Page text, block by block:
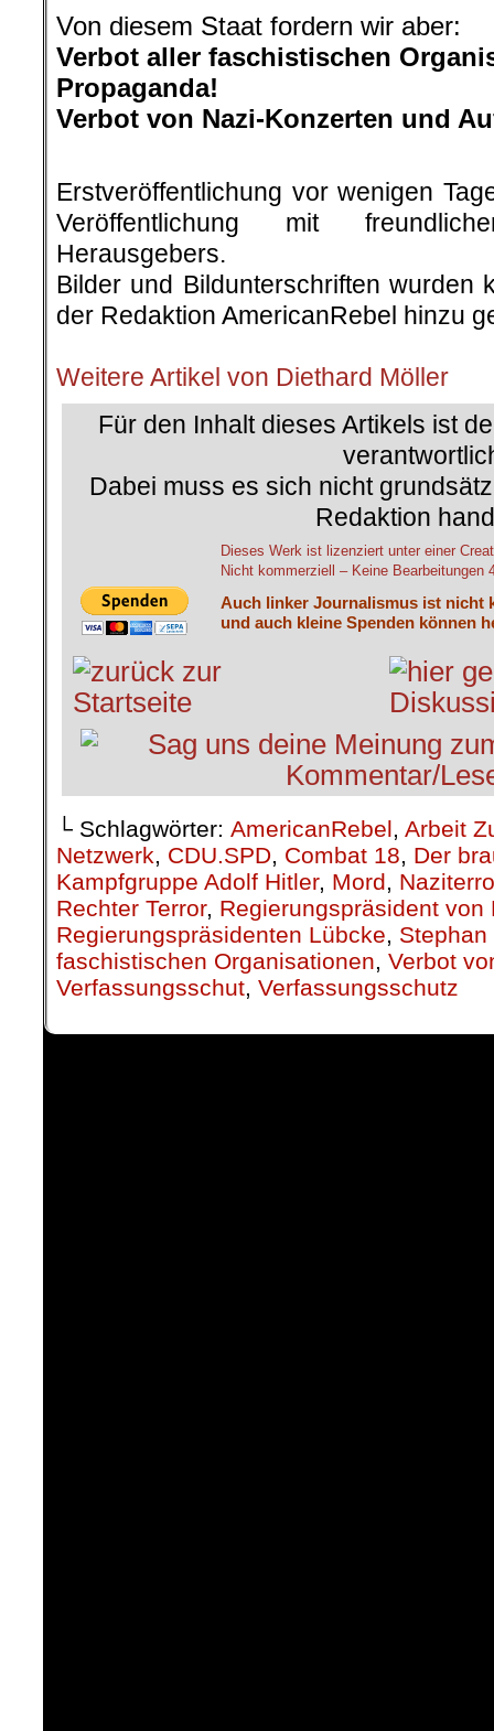
Von diesem Staat fordern wir aber:
Verbot aller faschistischen
Propaganda!
Verbot von Nazi-Konzerten und
Erstveröffentlichung vor wenigen
Veröffentlichung mit
Herausgebers.
Bilder und Bildunterschriften wurden
der Redaktion AmericanRebel hinzu
Weitere Artikel von Diethard Möller
Für den Inhalt dieses Artikels ist
Dabei muss es sich nicht
Redaktion
Dieses Werk ist lizenziert unter einer
Nicht kommerziell – Keine Bearbeitungen
Auch linker Journalismus ist nicht
und auch kleine Spenden können
└ Schlagwörter: AmericanRebel, Arbeit
Netzwerk, CDU.SPD, Combat 18, Der
Kampfgruppe Adolf Hitler, Mord,
Rechter Terror, Regierungspräsident von
Regierungspräsidenten Lübcke, Stephan
faschistischen Organisationen, Verbot
Verfassungsschut, Verfassungsschutz